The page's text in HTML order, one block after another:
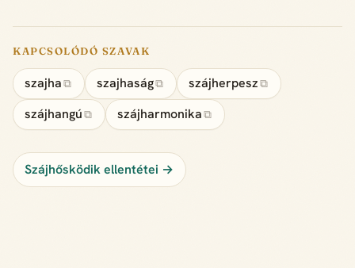
KAPCSOLÓDÓ SZAVAK
szajha ⧉ szajhaság⧉ szájherpesz ⧉
szájhangú ⧉ szájharmonika ⧉
Szájhősködik ellentétei →